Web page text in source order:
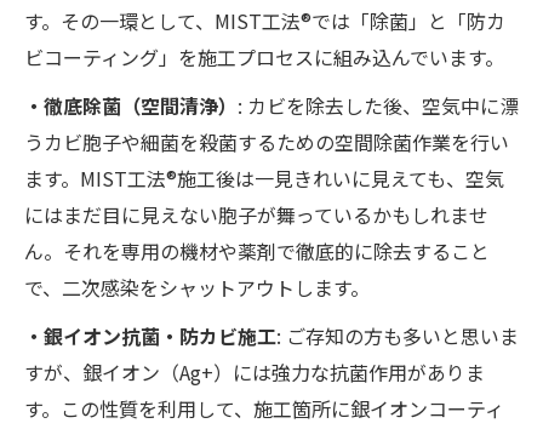
す。その一環として、MIST工法®では「除菌」と「防カ
ビコーティング」を施工プロセスに組み込んでいます。
・徹底除菌（空間清浄） : カビを除去した後、空気中に漂
うカビ胞子や細菌を殺菌するための空間除菌作業を行い
ます。MIST工法®施工後は一見きれいに見えても、空気
にはまだ目に見えない胞子が舞っているかもしれませ
ん。それを専用の機材や薬剤で徹底的に除去すること
で、二次感染をシャットアウトします。
・銀イオン抗菌・防カビ施工: ご存知の方も多いと思いま
すが、銀イオン（Ag+）には強力な抗菌作用がありま
す。この性質を利用して、施工箇所に銀イオンコーティ